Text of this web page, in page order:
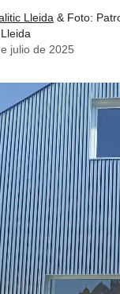
Lleida & Foto:
julio de 2025